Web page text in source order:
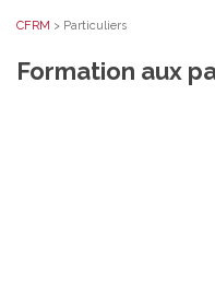
CFRM > Particuliers
Formation aux